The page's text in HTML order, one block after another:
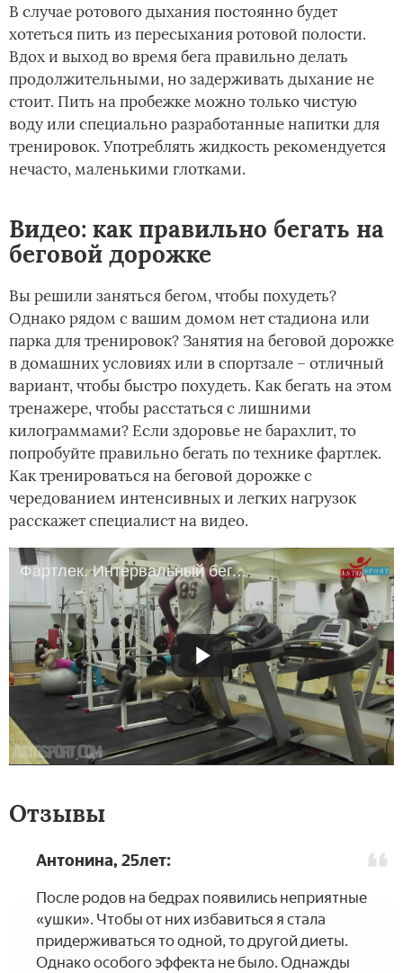
В случае ротового дыхания постоянно будет
хотеться пить из пересыхания ротовой полости.
Вдох и выход во время бега правильно делать
продолжительными, но задерживать дыхание не
стоит. Пить на пробежке можно только чистую
воду или специально разработанные напитки для
тренировок. Употреблять жидкость рекомендуется
нечасто, маленькими глотками.
Видео: как правильно бегать на
беговой дорожке
Вы решили заняться бегом, чтобы похудеть?
Однако рядом с вашим домом нет стадиона или
парка для тренировок? Занятия на беговой дорожке
в домашних условиях или в спортзале – отличный
вариант, чтобы быстро похудеть. Как бегать на этом
тренажере, чтобы расстаться с лишними
килограммами? Если здоровье не барахлит, то
попробуйте правильно бегать по технике фартлек.
Как тренироваться на беговой дорожке с
чередованием интенсивных и легких нагрузок
расскажет специалист на видео.
Фартлек. Интервальный бег. Бег для похудения.
Отзывы
Антонина, 25лет:
После родов на бедрах появились неприятные
«ушки». Чтобы от них избавиться я стала
придерживаться то одной, то другой диеты.
Однако особого эффекта не было. Однажды